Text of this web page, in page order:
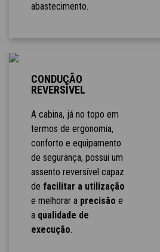
abastecimento.
CONDUÇÃO
REVERSÍVEL
A cabina, já no topo em
termos de ergonomia,
conforto e equipamento
de segurança, possui um
assento reversível capaz
de facilitar a utilização
e melhorar a precisão e
a qualidade de
execução.